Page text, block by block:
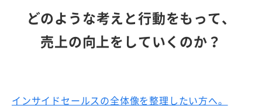
どのような考えと行動をもって、
売上の向上をしていくのか？
インサイドセールスの全体像を整理したい方へ。